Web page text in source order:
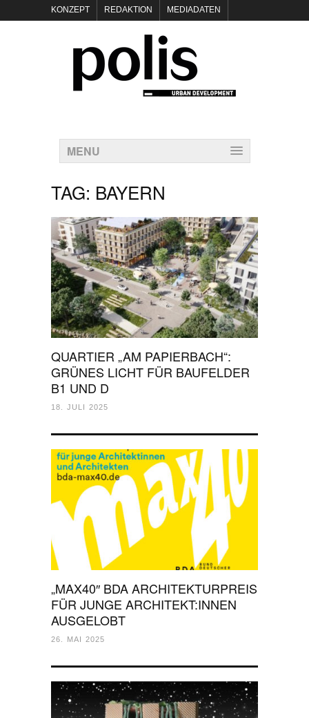
KONZEPT REDAKTION MEDIADATEN
POLIS KEYNOTES
KONTAKT DATENSCHUTZ IMPRESSUM
MENU
TAG: BAYERN
QUARTIER „AM PAPIERBACH“:
GRÜNES LICHT FÜR BAUFELDER
B1 UND D
18. JULI 2025
„MAX40″ BDA ARCHITEKTURPREIS
FÜR JUNGE ARCHITEKT:INNEN
AUSGELOBT
26. MAI 2025